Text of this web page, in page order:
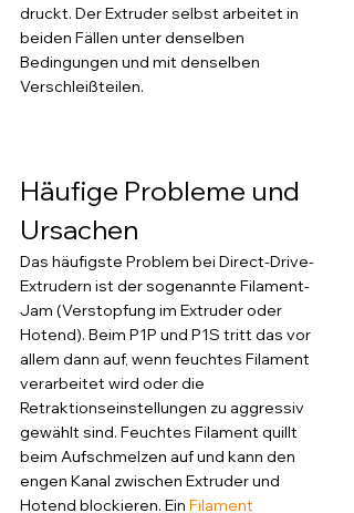
druckt. Der Extruder selbst arbeitet in
beiden Fällen unter denselben
Bedingungen und mit denselben
Verschleißteilen.
Häufige Probleme und
Ursachen
Das häufigste Problem bei Direct-Drive-
Extrudern ist der sogenannte Filament-
Jam (Verstopfung im Extruder oder
Hotend). Beim P1P und P1S tritt das vor
allem dann auf, wenn feuchtes Filament
verarbeitet wird oder die
Retraktionseinstellungen zu aggressiv
gewählt sind. Feuchtes Filament quillt
beim Aufschmelzen auf und kann den
engen Kanal zwischen Extruder und
Hotend blockieren. Ein Filament